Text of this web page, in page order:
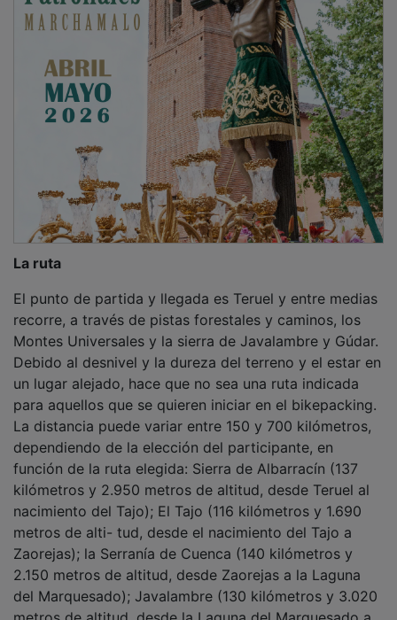
recorre, a través de pistas forestales y caminos, los
Montes Universales y la sierra de Javalambre y Gúdar.
Debido al desnivel y la dureza del terreno y el estar en
un lugar alejado, hace que no sea una ruta indicada
para aquellos que se quieren iniciar en el bikepacking.
La distancia puede variar entre 150 y 700 kilómetros,
dependiendo de la elección del participante, en
función de la ruta elegida: Sierra de Albarracín (137
kilómetros y 2.950 metros de altitud, desde Teruel al
nacimiento del Tajo); El Tajo (116 kilómetros y 1.690
metros de alti- tud, desde el nacimiento del Tajo a
Zaorejas); la Serranía de Cuenca (140 kilómetros y
2.150 metros de altitud, desde Zaorejas a la Laguna
del Marquesado); Javalambre (130 kilómetros y 3.020
metros de altitud, desde la Laguna del Marquesado a